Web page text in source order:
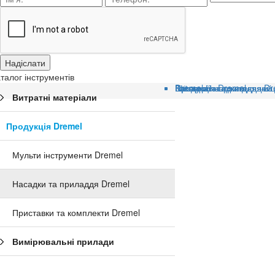
інструментів
Витратні матеріали
Продукція Dremel
Мульти інструменти Dremel
Насадки та приладдя Dremel
Приставки та комплекти Dremel
Вимірювальні прилади
Головна
Категорії
Продукція Dremel
Насадки та приладдя
Dremel Насадки для
Щётка из нержавеющей